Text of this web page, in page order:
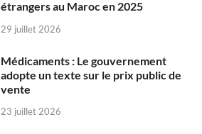
étrangers au Maroc en 2025
29 juillet 2026
Médicaments : Le gouvernement
adopte un texte sur le prix public de
vente
23 juillet 2026